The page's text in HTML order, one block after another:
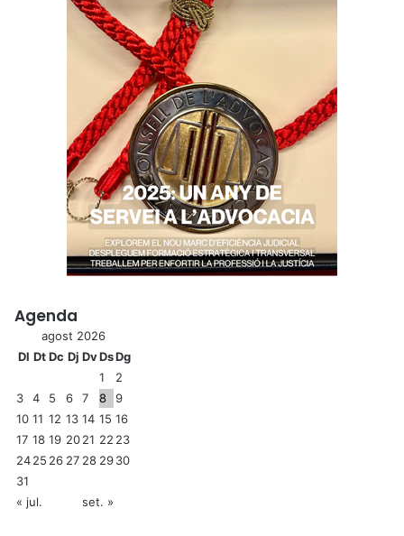
Agenda
agost 2026
Dl DtDc Dj DvDsDg
1
2
3
4 5 6 7 8
9
10 11 12 13 14 15 16
17 18 19 2021 22 23
2425 26 27 28 2930
31
« jul.
set. »